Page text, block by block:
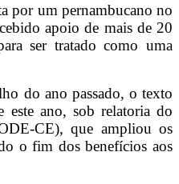
por um pernambucano no
apoio de mais de 20
ser tratado como uma
do ano passado, o texto
este ano, sob relatoria do
CE), que ampliou os
o fim dos benefícios aos